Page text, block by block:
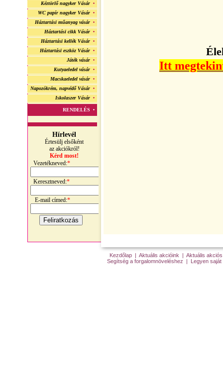
Kéztörlő nagyker Vásár
WC papír nagyker Vásár
Háztartási műanyag vásár
Háztartási cikk Vásár
Háztartási kellék Vásár
Háztartási eszköz Vásár
Játék vásár
Kutyaeledel vásár
Macskaeledel vásár
Napozókrém, napvédő Vásár
Iskolaszer Vásár
RENDELÉS
Hírlevél
Értesülj elsőként
az akciókról!
Kérd most!
Vezetékneved:*
Keresztneved:*
E-mail címed:*
Itt
Kezdőlap | Aktuális akcióink | Aktuális
Segítség a forgalomnöveléshez | Legyen